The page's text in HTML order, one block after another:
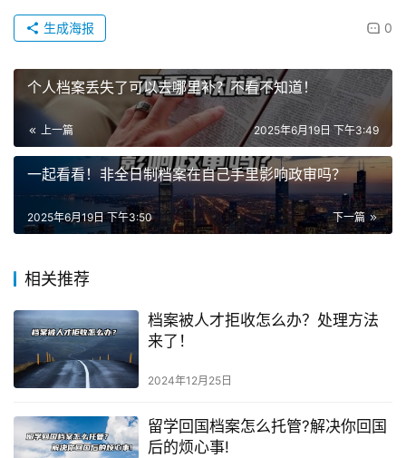
0
生成海报
个人档案丢失了可以去哪里补？不看不知道！
上一篇 2025年6月19日 下午3:49
一起看看！非全日制档案在自己手里影响政审吗？
下一篇
2025年6月19日 下午3:50
相关推荐
档案被人才拒收怎么办？处理方法
来了！
2024年12月25日
留学回国档案怎么托管?解决你回国
后的烦心事!